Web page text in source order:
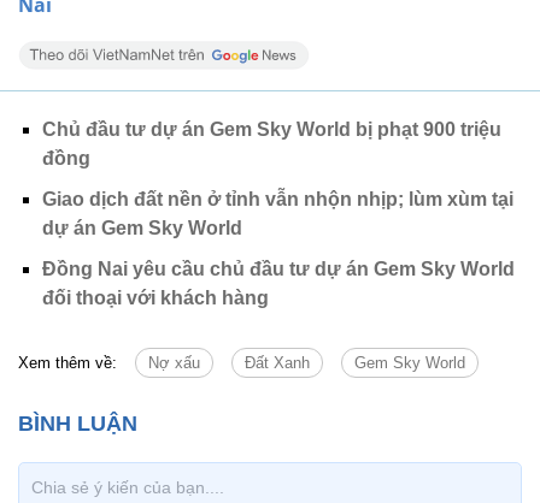
Chủ đầu tư dự án Gem Sky World bị phạt 900 triệu
đồng
Giao dịch đất nền ở tỉnh vẫn nhộn nhịp; lùm xùm tại
dự án Gem Sky World
Đồng Nai yêu cầu chủ đầu tư dự án Gem Sky World
đối thoại với khách hàng
Xem thêm về: Nợ xấu Đất Xanh Gem Sky World